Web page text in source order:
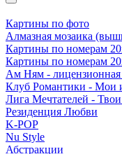
Картины по фото
Алмазная мозаика
Картины по номерам
Картины по номерам
Ам Ням -
Клуб Романтики - Мои
Лига Мечтателей -
Резиденция Любви
K-POP
Nu Style
Абстракции